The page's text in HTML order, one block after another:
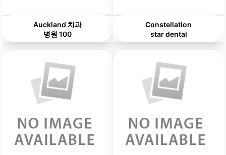
Auckland 치과
병원 100
Constellation
star dental